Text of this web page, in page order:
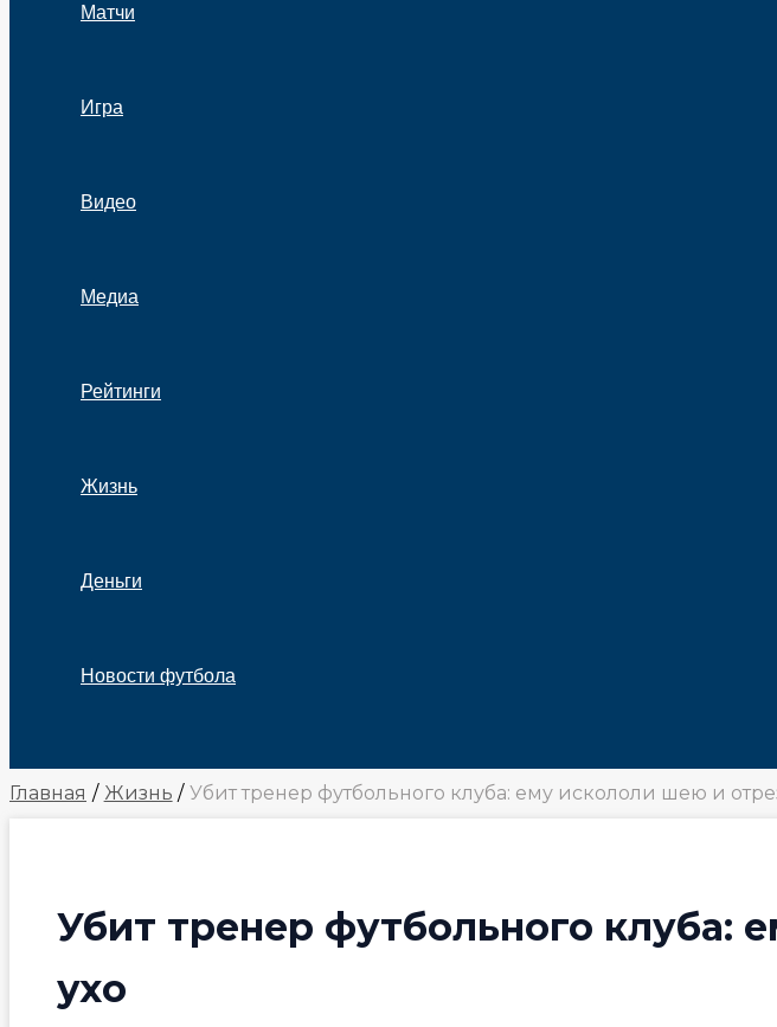
Матчи
Игра
Видео
Медиа
Рейтинги
Жизнь
Деньги
Новости футбола
Главная Жизнь Убит тренер футбольного клуба: ему искололи шею и
Убит тренер футбольного клуба:
ухо